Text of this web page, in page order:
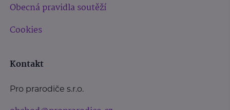
Obecná pravidla soutěží
Cookies
Kontakt
Pro prarodiče s.r.o.